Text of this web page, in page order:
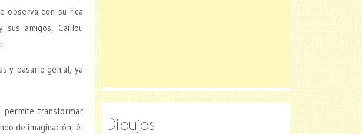
observa con su rica
sus amigos, Caillou
y pasarlo genial, ya
permite transformar
de imaginación, él
Dibujos